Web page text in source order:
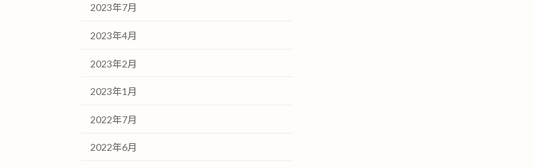
2023年7月
2023年4月
2023年2月
2023年1月
2022年7月
2022年6月